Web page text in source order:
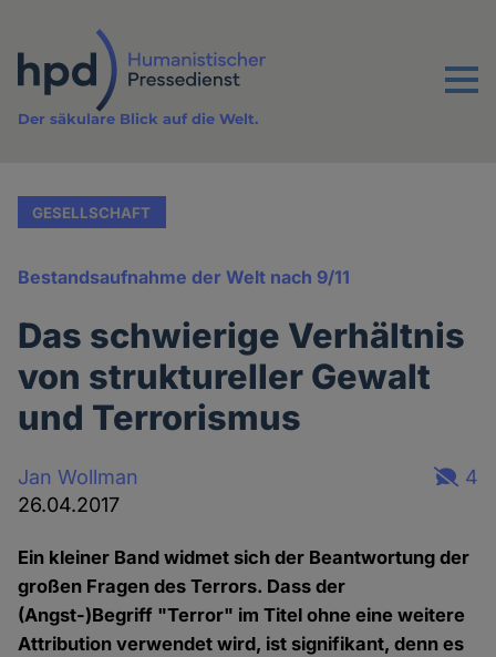
Inhalt
Menu
Der säkulare Blick auf die Welt.
GESELLSCHAFT
Bestandsaufnahme der Welt nach 9/11
Das schwierige Verhältnis
von struktureller Gewalt
und Terrorismus
Jan Wollman
26.04.2017
4
Ein kleiner Band widmet sich der Beantwortung der
großen Fragen des Terrors. Dass der
(Angst-)Begriff "Terror" im Titel ohne eine weitere
Attribution verwendet wird, ist signifikant, denn es